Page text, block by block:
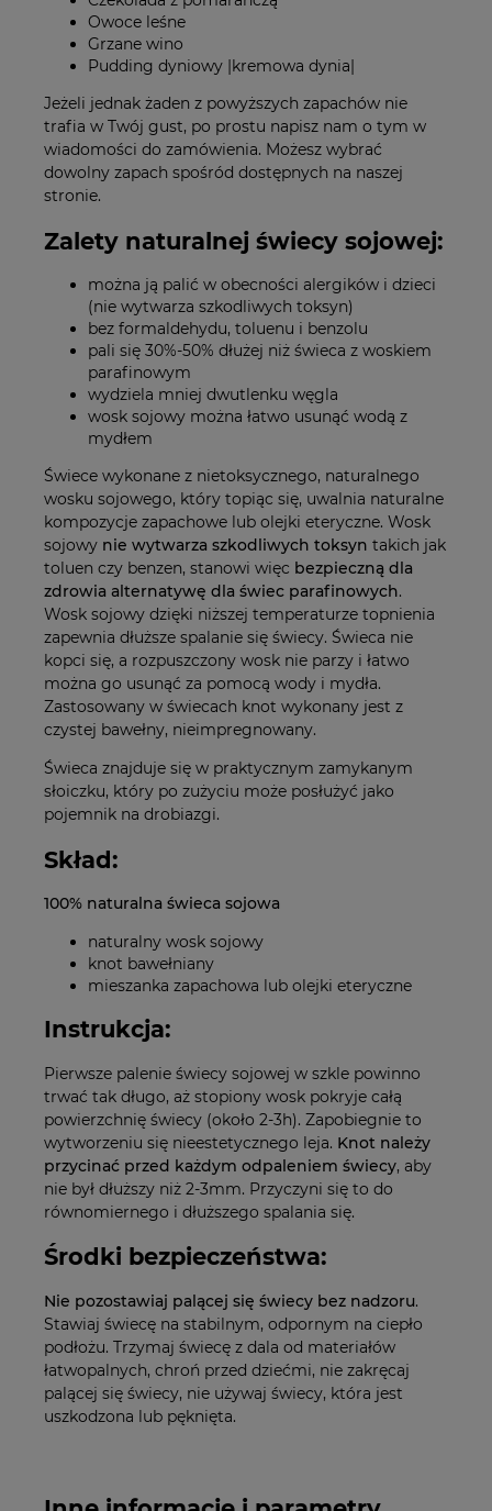
Owoce leśne
Grzane wino
Pudding dyniowy |kremowa dynia|
Jeżeli jednak żaden z powyższych zapachów nie
trafia w Twój gust, po prostu napisz nam o tym w
wiadomości do zamówienia. Możesz wybrać
dowolny zapach spośród dostępnych na naszej
stronie.
Zalety naturalnej świecy sojowej:
można ją palić w obecności alergików i dzieci
(nie wytwarza szkodliwych toksyn)
bez formaldehydu, toluenu i benzolu
pali się 30%-50% dłużej niż świeca z woskiem
parafinowym
wydziela mniej dwutlenku węgla
wosk sojowy można łatwo usunąć wodą z
mydłem
Świece wykonane z nietoksycznego, naturalnego
wosku sojowego, który topiąc się, uwalnia naturalne
kompozycje zapachowe lub olejki eteryczne. Wosk
sojowy nie wytwarza szkodliwych toksyn takich jak
toluen czy benzen, stanowi więc bezpieczną dla
zdrowia alternatywę dla świec parafinowych.
Wosk sojowy dzięki niższej temperaturze topnienia
zapewnia dłuższe spalanie się świecy. Świeca nie
kopci się, a rozpuszczony wosk nie parzy i łatwo
można go usunąć za pomocą wody i mydła.
Zastosowany w świecach knot wykonany jest z
czystej bawełny, nieimpregnowany.
Świeca znajduje się w praktycznym zamykanym
słoiczku, który po zużyciu może posłużyć jako
pojemnik na drobiazgi.
Skład:
100% naturalna świeca sojowa
naturalny wosk sojowy
knot bawełniany
mieszanka zapachowa lub olejki eteryczne
Instrukcja:
Pierwsze palenie świecy sojowej w szkle powinno
trwać tak długo, aż stopiony wosk pokryje całą
powierzchnię świecy (około 2-3h). Zapobiegnie to
wytworzeniu się nieestetycznego leja. Knot należy
przycinać przed każdym odpaleniem świecy, aby
nie był dłuższy niż 2-3mm. Przyczyni się to do
równomiernego i dłuższego spalania się.
Środki bezpieczeństwa:
Nie pozostawiaj palącej się świecy bez nadzoru.
Stawiaj świecę na stabilnym, odpornym na ciepło
podłożu. Trzymaj świecę z dala od materiałów
łatwopalnych, chroń przed dziećmi, nie zakręcaj
palącej się świecy, nie używaj świecy, która jest
uszkodzona lub pęknięta.